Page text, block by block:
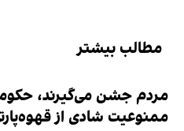
مطالب بیشتر
مردم جشن می‌گیرند،
ممنوعیت شادی از